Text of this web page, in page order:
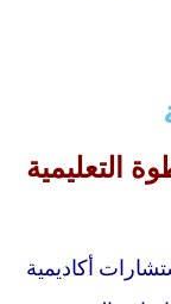
التعليمية
أكاديمية